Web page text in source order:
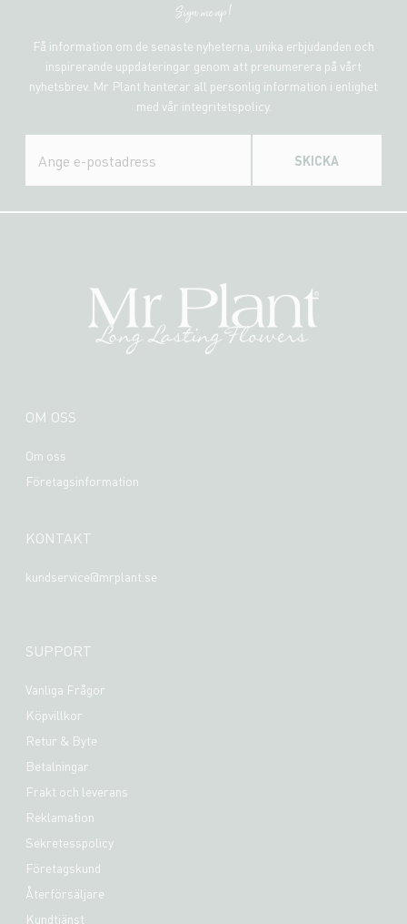
Sign me up!
Få information om de senaste nyheterna, unika erbjudanden och
inspirerande uppdateringar genom att prenumerera på vårt
nyhetsbrev. Mr Plant hanterar all personlig information i enlighet
med vår integritetspolicy.
SKICKA
OM OSS
Om oss
Företagsinformation
KONTAKT
kundservice@mrplant.se
SUPPORT
Vanliga Frågor
Köpvillkor
Retur & Byte
Betalningar
Frakt och leverans
Reklamation
Sekretesspolicy
Företagskund
Återförsäljare
Kundtjänst